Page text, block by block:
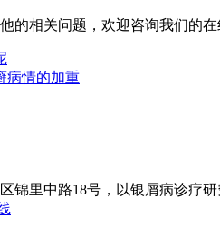
的相关问题，欢迎咨询我们的
病情的加重
锦里中路18号，以银屑病诊疗